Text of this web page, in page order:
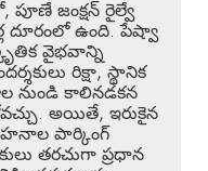
జంక్షన్ రైల్వే
దూరంలో ఉంది. పేష్వా
వైభవాన్ని
రిక్షా, స్థానిక
నుండి కాలినడకన
అయితే, ఇరుకైన
పార్కింగ్
తరచుగా ప్రధాన